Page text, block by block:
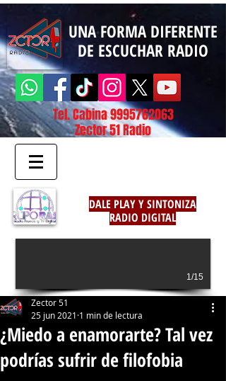
UNA FORMA DIFERENTE
DE ESCUCHAR RADIO
Tel. Cabina9995762063
Zector 51 Radio
DALE PLAY Y SINTONIZA
RADIO DIGITAL
1/15
¿Miedo a enamorarte? Tal vez
podrías sufrir de filofobia
Zector 51
25 jun 2021 1 min de lectura